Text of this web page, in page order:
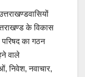
के विकास
का गठन
वाले
निवेश, नवाचार,